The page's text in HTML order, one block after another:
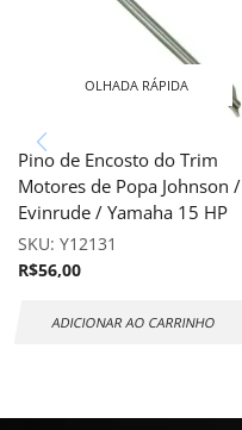
OLHADA RÁPIDA
Pino de Encosto do Trim
Motores de Popa Johnson /
Evinrude / Yamaha 15 HP
SKU: Y12131
R$56,00
ADICIONAR AO CARRINHO